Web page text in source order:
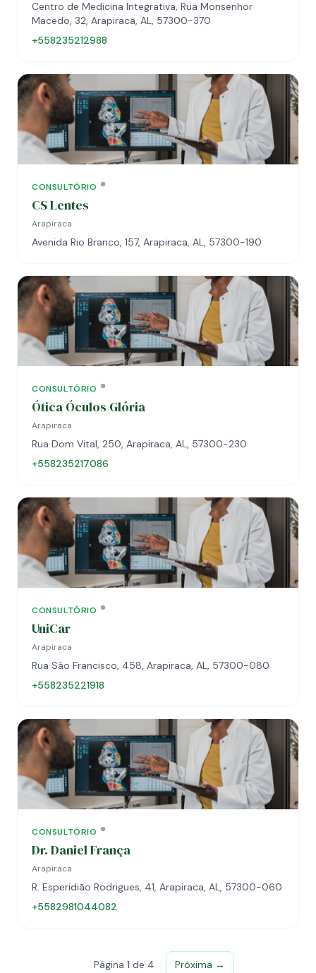
Centro de Medicina Integrativa, Rua Monsenhor
Macedo, 32, Arapiraca, AL, 57300-370
+558235212988
CONSULTÓRIO
CS Lentes
Arapiraca
Avenida Rio Branco, 157, Arapiraca, AL, 57300-190
CONSULTÓRIO
Ótica Óculos Glória
Arapiraca
Rua Dom Vital, 250, Arapiraca, AL, 57300-230
+558235217086
CONSULTÓRIO
UniCar
Arapiraca
Rua São Francisco, 458, Arapiraca, AL, 57300-080
+558235221918
CONSULTÓRIO
Dr. Daniel França
Arapiraca
R. Esperidião Rodrigues, 41, Arapiraca, AL, 57300-060
+5582981044082
Página 1 de 4 Próxima →